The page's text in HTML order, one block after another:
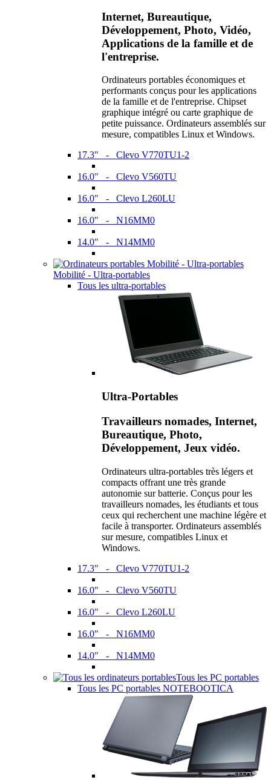
Internet, Bureautique,
Développement, Photo, Vidéo,
Applications de la famille et de
l'entreprise.
Ordinateurs portables économiques et
performants conçus pour les applications
de la famille et de l'entreprise. Chipset
graphique intégré ou carte graphique de
petite puissance. Ordinateurs assemblés sur
mesure, compatibles Linux et Windows.
17.3" - Clevo V770TU1-2
16.0" - Clevo V560TU
16.0" - Clevo L260LU
16.0" - N16MM0
14.0" - N14MM0
Mobilité - Ultra-portables
Tous les ultra-portables
Ultra-Portables
Travailleurs nomades, Internet,
Bureautique, Photo,
Développement, Jeux vidéo.
Ordinateurs ultra-portables très légers et
compacts offrant une très grande
autonomie sur batterie. Conçus pour les
travailleurs nomades, les étudiants et tous
ceux qui recherchent une machine légère et
facile à transporter. Ordinateurs assemblés
sur mesure, compatibles Linux et
Windows.
17.3" - Clevo V770TU1-2
16.0" - Clevo V560TU
16.0" - Clevo L260LU
16.0" - N16MM0
14.0" - N14MM0
Tous les PC portables
Tous les PC portables NOTEBOOTICA